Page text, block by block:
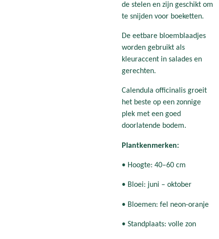
de stelen en zijn geschikt om
te snijden voor boeketten.
De eetbare bloemblaadjes
worden gebruikt als
kleuraccent in salades en
gerechten.
Calendula officinalis groeit
het beste op een zonnige
plek met een goed
doorlatende bodem.
Plantkenmerken:
• Hoogte: 40–60 cm
• Bloei: juni – oktober
• Bloemen: fel neon-oranje
• Standplaats: volle zon